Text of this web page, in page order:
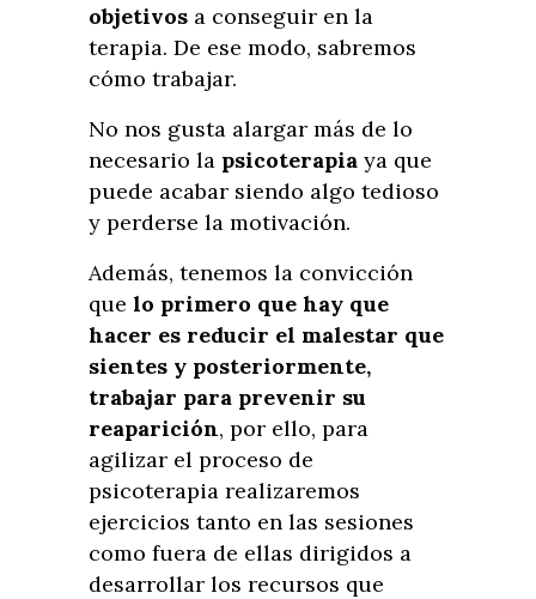
objetivos a conseguir en la
terapia. De ese modo, sabremos
cómo trabajar.
No nos gusta alargar más de lo
necesario la psicoterapia ya que
puede acabar siendo algo tedioso
y perderse la motivación.
Además, tenemos la convicción
que lo primero que hay que
hacer es reducir el malestar que
sientes y posteriormente,
trabajar para prevenir su
reaparición, por ello, para
agilizar el proceso de
psicoterapia realizaremos
ejercicios tanto en las sesiones
como fuera de ellas dirigidos a
desarrollar los recursos que